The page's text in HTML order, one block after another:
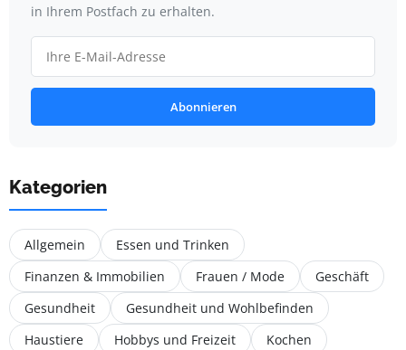
in Ihrem Postfach zu erhalten.
Abonnieren
Kategorien
Allgemein
Essen und Trinken
Finanzen & Immobilien
Frauen / Mode
Geschäft
Gesundheit
Gesundheit und Wohlbefinden
Haustiere
Hobbys und Freizeit
Kochen